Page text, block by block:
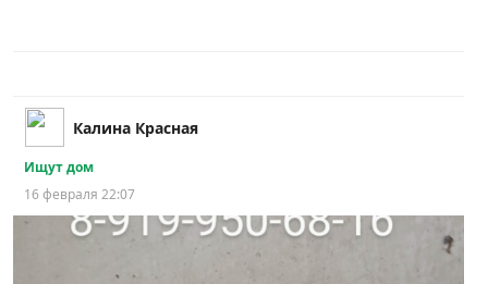
Калина Красная
Ищут дом
16 февраля 22:07